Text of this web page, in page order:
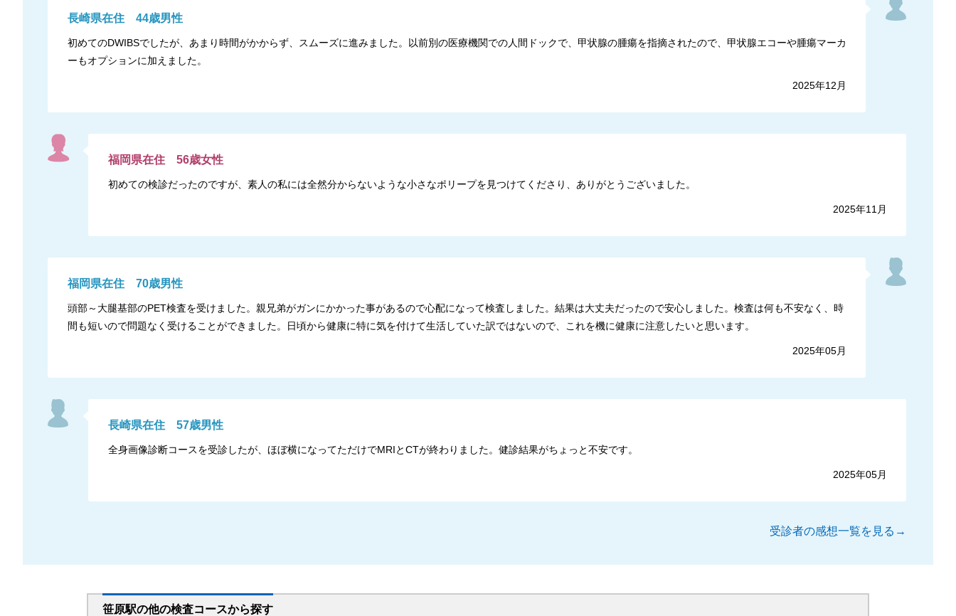
長崎県在住 44歳男性
初めてのDWIBSでしたが、あまり時間がかからず、スムーズに進みました。以前別の医療機関での人間ドックで、甲状腺の腫瘍を指摘されたので、甲状腺エコーや腫瘍マーカ
ーもオプションに加えました。
2025年12月
福岡県在住 56歳女性
初めての検診だったのですが、素人の私には全然分からないような小さなポリープを見つけてくださり、ありがとうございました。
2025年11月
福岡県在住 70歳男性
頭部～大腿基部のPET検査を受けました。親兄弟がガンにかかった事があるので心配になって検査しました。結果は大丈夫だったので安心しました。検査は何も不安なく、時
間も短いので問題なく受けることができました。日頃から健康に特に気を付けて生活していた訳ではないので、これを機に健康に注意したいと思います。
2025年05月
長崎県在住 57歳男性
全身画像診断コースを受診したが、ほぼ横になってただけでMRIとCTが終わりました。健診結果がちょっと不安です。
2025年05月
受診者の感想一覧を見る→
笹原駅の他の検査コースから探す